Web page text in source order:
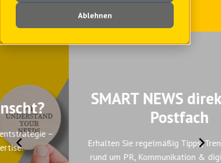
Ablehnen
SMART NEWS direkt in Ihr
Erhalten Sie regelmäßig Tipps, Trends & Insights
rund um PR, Kommunikation & digitale Medien.